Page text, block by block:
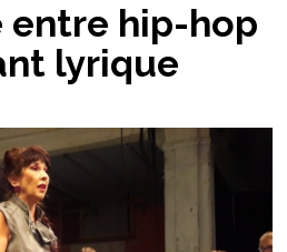
entre hip-hop
lyrique